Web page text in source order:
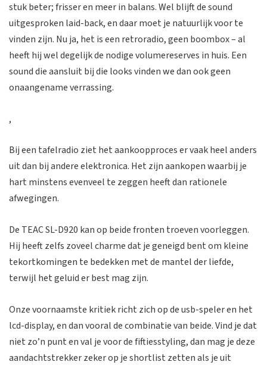
stuk beter; frisser en meer in balans. Wel blijft de sound
uitgesproken laid-back, en daar moet je natuurlijk voor te
vinden zijn. Nu ja, het is een retroradio, geen boombox – al
heeft hij wel degelijk de nodige volumereserves in huis. Een
sound die aansluit bij die looks vinden we dan ook geen
onaangename verrassing.
,
Bij een tafelradio ziet het aankoopproces er vaak heel anders
uit dan bij andere elektronica. Het zijn aankopen waarbij je
hart minstens evenveel te zeggen heeft dan rationele
afwegingen.
De TEAC SL-D920 kan op beide fronten troeven voorleggen.
Hij heeft zelfs zoveel charme dat je geneigd bent om kleine
tekortkomingen te bedekken met de mantel der liefde,
terwijl het geluid er best mag zijn.
Onze voornaamste kritiek richt zich op de usb-speler en het
lcd-display, en dan vooral de combinatie van beide. Vind je dat
niet zo’n punt en val je voor de fiftiesstyling, dan mag je deze
aandachtstrekker zeker op je shortlist zetten als je uit